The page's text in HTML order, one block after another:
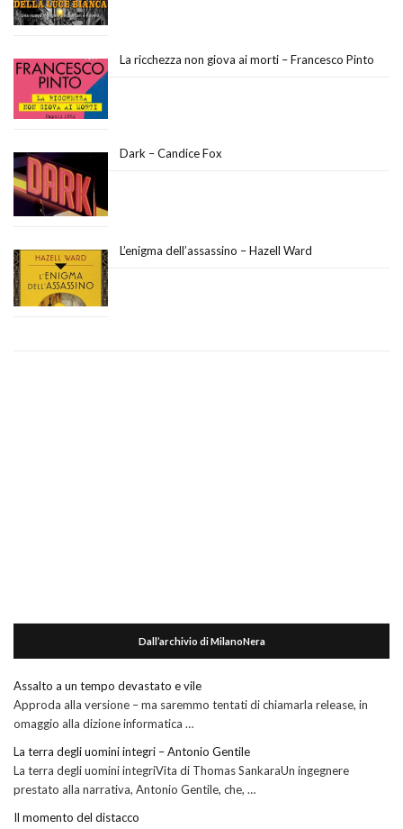
La ricchezza non giova ai morti – Francesco Pinto
Dark – Candice Fox
L’enigma dell’assassino – Hazell Ward
Dall’archivio di MilanoNera
Assalto a un tempo devastato e vile
Approda alla versione – ma saremmo tentati di chiamarla release, in
omaggio alla dizione informatica …
La terra degli uomini integri – Antonio Gentile
La terra degli uomini integriVita di Thomas SankaraUn ingegnere
prestato alla narrativa, Antonio Gentile, che, …
Il momento del distacco